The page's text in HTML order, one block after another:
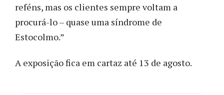
reféns, mas os clientes sempre voltam a
procurá-lo – quase uma síndrome de
Estocolmo.”
A exposição fica em cartaz até 13 de agosto.